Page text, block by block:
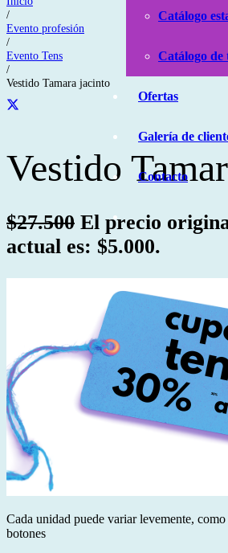
Catálogo
Catálogo de
Ofertas
Galería de
Contacto
/
Evento profesión
/
Evento Tens
/
Vestido Tamara jacinto
Vestido
$27.500 El precio
actual es: $5.000.
Cada unidad puede variar levemente,
botones